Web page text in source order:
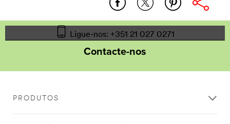
Ligue-nos: +351 21 027 0271
Contacte-nos
PRODUTOS